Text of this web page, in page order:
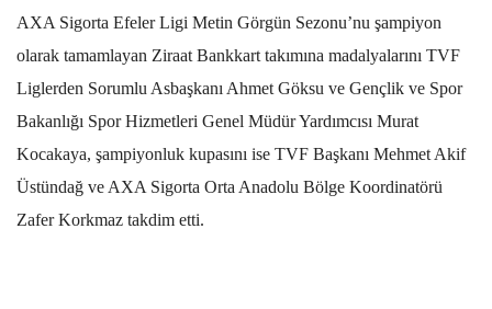
AXA Sigorta Efeler Ligi Metin Görgün Sezonu’nu şampiyon
olarak tamamlayan Ziraat Bankkart takımına madalyalarını TVF
Liglerden Sorumlu Asbaşkanı Ahmet Göksu ve Gençlik ve Spor
Bakanlığı Spor Hizmetleri Genel Müdür Yardımcısı Murat
Kocakaya, şampiyonluk kupasını ise TVF Başkanı Mehmet Akif
Üstündağ ve AXA Sigorta Orta Anadolu Bölge Koordinatörü
Zafer Korkmaz takdim etti.